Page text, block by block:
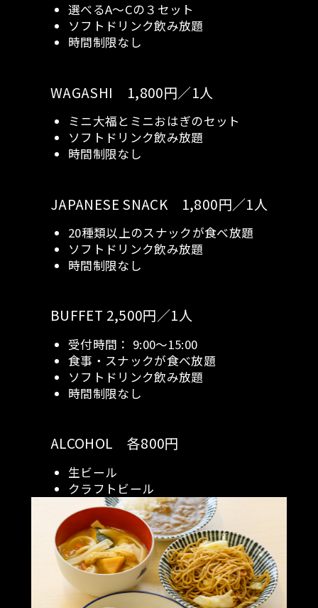
選べるA～Cの３セット
ソフトドリンク飲み放題
時間制限なし
WAGASHI 1,800円／1人
ミニ大福とミニおはぎのセット
ソフトドリンク飲み放題
時間制限なし
JAPANESE SNACK 1,800円／1人
20種類以上のスナックが食べ放題
ソフトドリンク飲み放題
時間制限なし
BUFFET 2,500円／1人
受付時間： 9:00～15:00
食事・スナックが食べ放題
ソフトドリンク飲み放題
時間制限なし
ALCOHOL 各800円
生ビール
クラフトビール